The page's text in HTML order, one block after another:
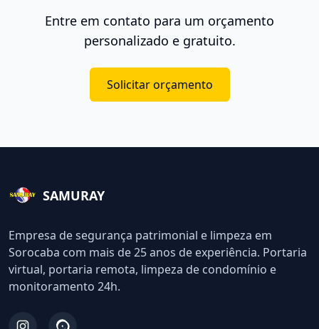
Entre em contato para um orçamento
personalizado e gratuito.
Solicitar orçamento
SAMURAY
Empresa de segurança patrimonial e limpeza em
Sorocaba com mais de 25 anos de experiência. Portaria
virtual, portaria remota, limpeza de condomínio e
monitoramento 24h.